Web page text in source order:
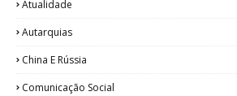
Atualidade
Autarquias
China E Rússia
Comunicação Social